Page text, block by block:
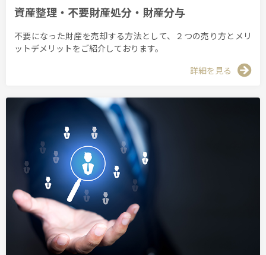
資産整理・不要財産処分・財産分与
不要になった財産を売却する方法として、２つの売り方とメリ
ットデメリットをご紹介しております。
詳細を見る